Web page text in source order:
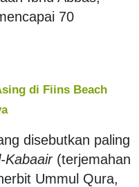
70
di Fiins Beach
disebutkan paling
Kabaair(terjemahan
Ummul Qura,